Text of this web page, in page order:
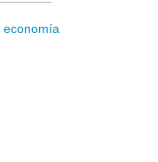
economía